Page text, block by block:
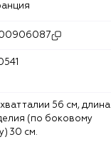
(по боковому
30 см.